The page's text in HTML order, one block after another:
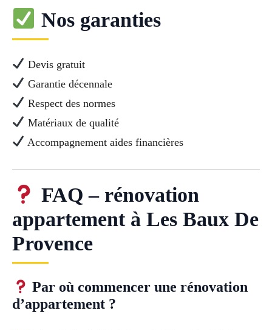
Nos garanties
Devis gratuit
Garantie décennale
Respect des normes
Matériaux de qualité
Accompagnement aides financières
FAQ – rénovation
appartement à Les Baux De
Provence
Par où commencer une rénovation
d’appartement ?